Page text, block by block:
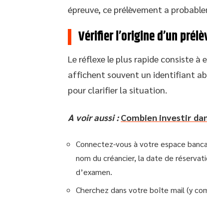
épreuve, ce prélèvement a
Vérifier l’origine d’un
Le réflexe le plus rapide consiste à
affichent souvent un identifiant
pour clarifier la situation.
A voir aussi : Combien investir
Connectez-vous à votre espace
nom du créancier, la date de
d’examen.
Cherchez dans votre boîte mail (y